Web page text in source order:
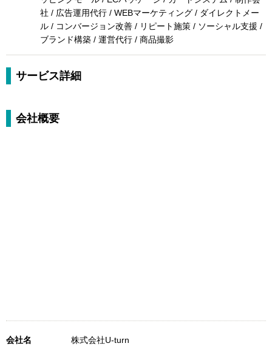
社 / 広告運用代行 / WEBマーケティング / ダイレクトメー
ル / コンバージョン改善 / リピート施策 / ソーシャル支援 /
ブランド構築 / 運営代行 / 商品撮影
サービス詳細
会社概要
会社名 株式会社U-turn